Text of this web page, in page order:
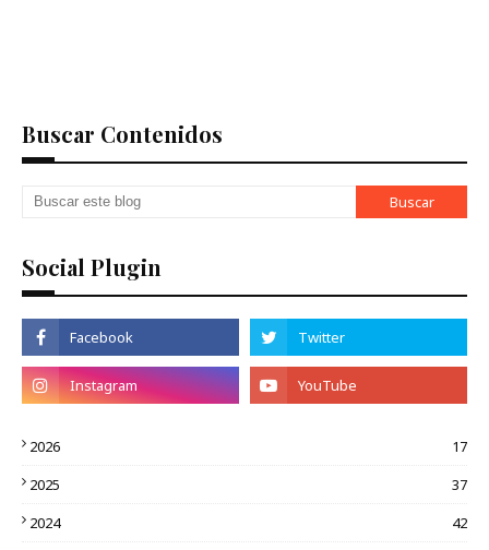
Buscar Contenidos
Social Plugin
2026
17
2025
37
2024
42